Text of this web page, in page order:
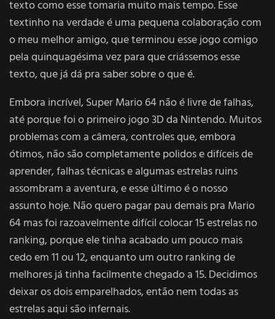
texto como esse tomaria muito mais tempo. Esse
textinho na verdade é uma pequena colaboração com
o meu melhor amigo, que terminou esse jogo comigo
pela quinquagésima vez para que criássemos esse
texto, que já dá pra saber sobre o que é.
Embora incrível, Super Mario 64 não é livre de falhas,
até porque foi o primeiro jogo 3D da Nintendo. Muitos
problemas com a câmera, controles que, embora
ótimos, não são completamente polidos e difíceis de
aprender, falhas técnicas e algumas estrelas ruins
assombram a aventura, e esse último é o nosso
assunto hoje. Não quero pagar pau demais pra Mario
64 mas foi razoavelmente difícil colocar 15 estrelas no
ranking, porque ele tinha acabado um pouco mais
cedo em 11 ou 12, enquanto um outro ranking de
melhores já tinha facilmente chegado a 15. Decidimos
deixar os dois emparelhados, então nem todas as
estrelas aqui são infernais.